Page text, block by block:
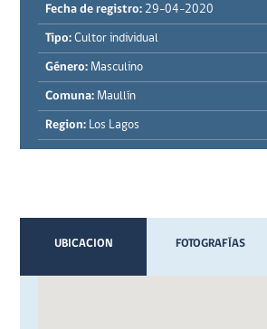
Fecha de registro: 29-04-2020
Tipo: Cultor individual
Género: Masculino
Comuna: Maullín
Region: Los Lagos
UBICACION FOTOGRAFÍAS